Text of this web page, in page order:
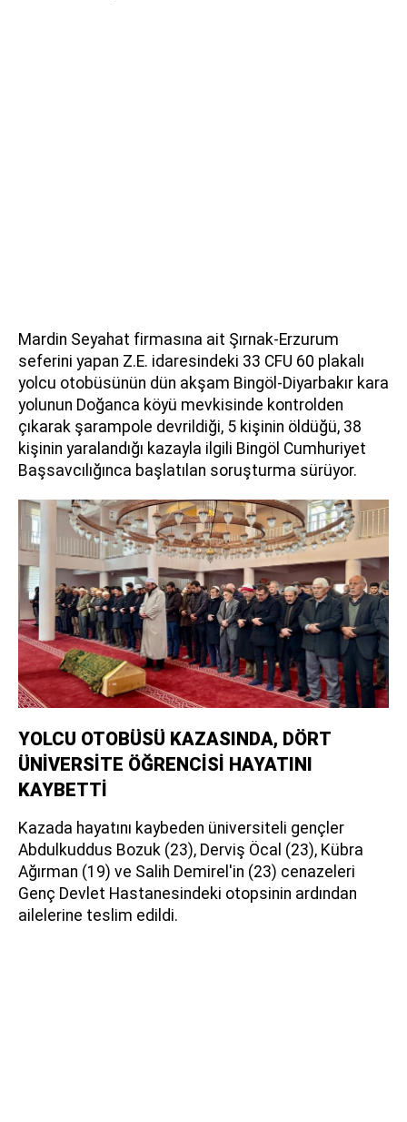
Mardin Seyahat firmasına ait Şırnak-Erzurum
seferini yapan Z.E. idaresindeki 33 CFU 60 plakalı
yolcu otobüsünün dün akşam Bingöl-Diyarbakır kara
yolunun Doğanca köyü mevkisinde kontrolden
çıkarak şarampole devrildiği, 5 kişinin öldüğü, 38
kişinin yaralandığı kazayla ilgili Bingöl Cumhuriyet
Başsavcılığınca başlatılan soruşturma sürüyor.
YOLCU OTOBÜSÜ KAZASINDA, DÖRT
ÜNİVERSİTE ÖĞRENCİSİ HAYATINI
KAYBETTİ
Kazada hayatını kaybeden üniversiteli gençler
Abdulkuddus Bozuk (23), Derviş Öcal (23), Kübra
Ağırman (19) ve Salih Demirel'in (23) cenazeleri
Genç Devlet Hastanesindeki otopsinin ardından
ailelerine teslim edildi.